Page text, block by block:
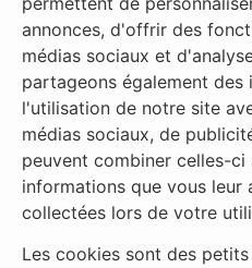
annonces, d'offrir des
médias sociaux et
partageons également des
l'utilisation de notre site
médias sociaux, de
peuvent combiner celles-ci
informations que vous leur
collectées lors de votre
Les cookies sont des